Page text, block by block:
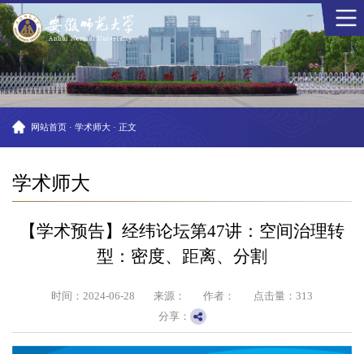
网站首页 · 学术师大 · 正文
学术师大
【学术预告】经纬论坛第47讲：空间治理转
型：密度、距离、分割
时间：2024-06-28 来源： 作者： 点击量： 313
分享：